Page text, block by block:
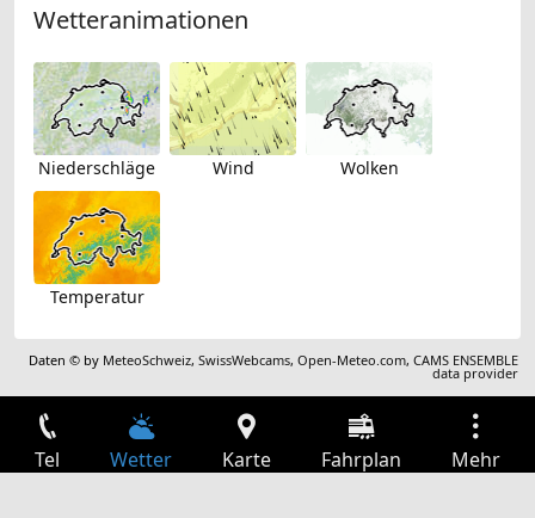
Wetteranimationen
Niederschläge Wind Wolken
Temperatur
Daten © by MeteoSchweiz,SwissWebcams,Open-Meteo.com,CAMS ENSEMBLE
data provider
Tel Wetter Karte Fahrplan Mehr